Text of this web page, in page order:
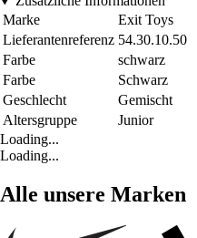
Marke
Exit Toys
Lieferantenreferenz 54.30.10.50
Farbe
schwarz
Farbe
Schwarz
Geschlecht
Gemischt
Altersgruppe
Junior
Loading...
Loading...
Alle unsere Marken